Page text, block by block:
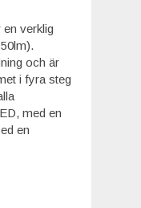
verklig
och är
i fyra steg
med en
en